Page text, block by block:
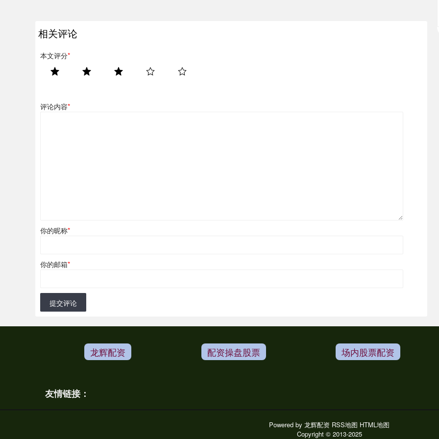
相关评论
本文评分*
评论内容*
你的昵称*
你的邮箱*
提交评论
龙辉配资 配资操盘股票 场内股票配资
友情链接：
Powered by 龙辉配资 RSS地图 HTML地图
Copyright © 2013-2025